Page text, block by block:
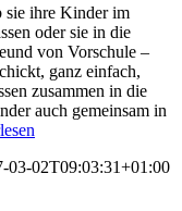
sie ihre Kinder im
oder sie in die
von Vorschule –
ganz einfach,
zusammen in die
auch gemeinsam in
03-02T09:03:31+01:00